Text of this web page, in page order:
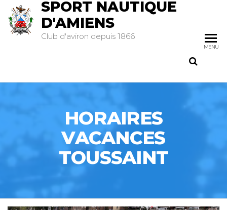
SPORT NAUTIQUE
D'AMIENS
Club d'aviron depuis 1866
MENU
HORAIRES
VACANCES
TOUSSAINT